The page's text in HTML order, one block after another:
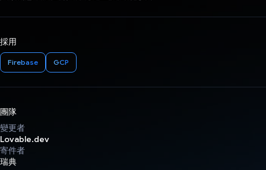
採用
Firebase GCP
團隊
變更者
Lovable.dev
寄件者
瑞典